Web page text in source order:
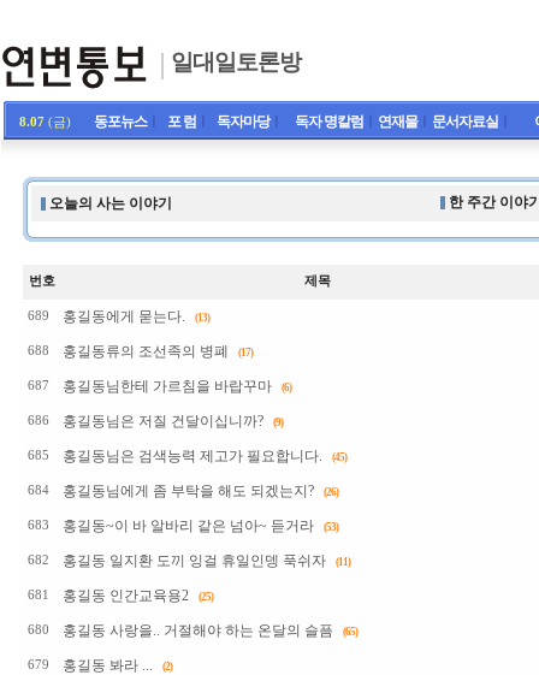
일대일토론방
8.07 (금) 동포뉴스ㅣ 포 럼 독자마당ㅣ 독자 명칼럼 연재물ㅣ 문서자료실
오늘의 사는 이야기 한 주간 이야
번호 제목
689 홍길동에게 묻는다. (13)
688 홍길동류의 조선족의 병폐 (17)
687 홍길동님한테 가르침을 바랍꾸마 (6)
686 홍길동님은 저질 건달이십니까? (9)
685 홍길동님은 검색능력 제고가 필요합니다. (45)
684 홍길동님에게 좀 부탁을 해도 되겠는지? (26)
683 홍길동~이 바 알바리 같은 넘아~ 듣거라 (53)
682 홍길동 일지환 도끼 잉걸 휴일인뎅 푹쉬자 (11)
681 홍길동 인간교육용2 (25)
680 홍길동 사랑을.. 거절해야 하는 온달의 슬픔 (65)
679 홍길동 봐라 ... (2)